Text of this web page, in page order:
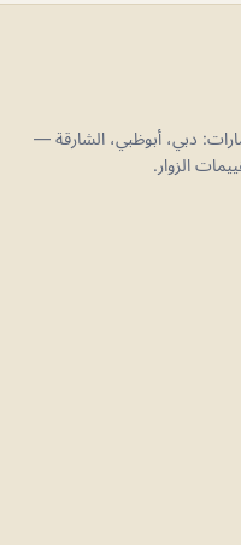
دبي، أبوظبي، الشارقة —
الزوار.